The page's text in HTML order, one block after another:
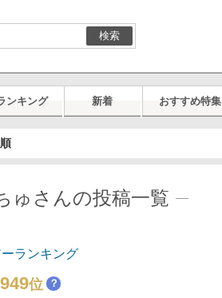
検索
ンキング 新着 おすすめ特集
ゅさんの投稿一覧
ランキング
位 ？